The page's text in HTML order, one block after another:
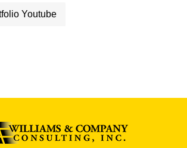
Youtube